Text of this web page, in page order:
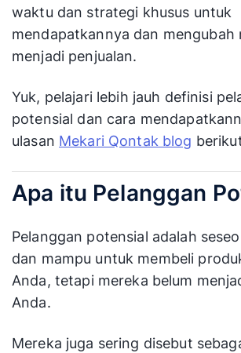
waktu dan strategi khusus untuk
mendapatkannya dan mengubah
menjadi penjualan.
Yuk, pelajari lebih jauh definisi
potensial dan cara
ulasan Mekari Qontak blog
Apa itu Pelanggan
Pelanggan potensial adalah
dan mampu untuk membeli
Anda, tetapi mereka belum
Anda.
Mereka juga sering disebut